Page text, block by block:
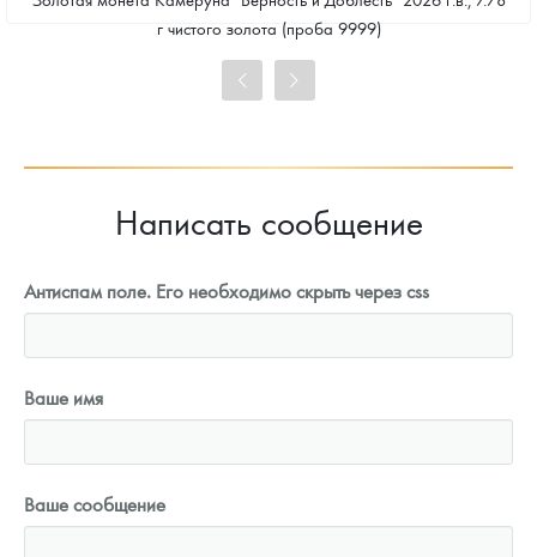
г чистого золота (проба 9999)
Стандартная цена
Цена выкупа
Написать сообщение
Антиспам поле. Его необходимо скрыть через css
Ваше имя
Ваше сообщение